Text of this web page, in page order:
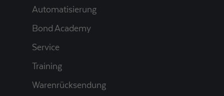
Automatisierung
Bond Academy
Service
Training
Warenrücksendung